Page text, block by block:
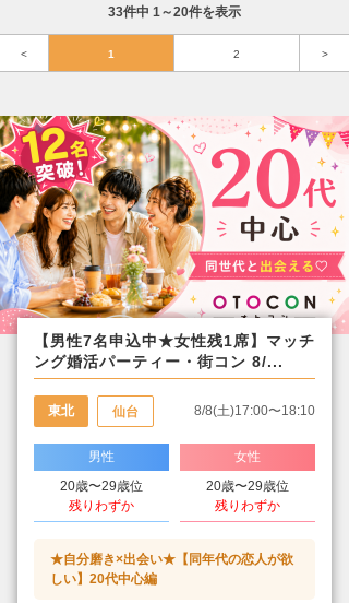
33件中 1～20件を表示
< 1 2 >
【男性7名申込中★女性残1席】マッチ
ング婚活パーティー・街コン 8/...
東北 仙台 8/8(土)17:00〜18:10
男性
20歳〜29歳位
残りわずか
女性
20歳〜29歳位
残りわずか
★自分磨き×出会い★【同年代の恋人が欲
しい】20代中心編